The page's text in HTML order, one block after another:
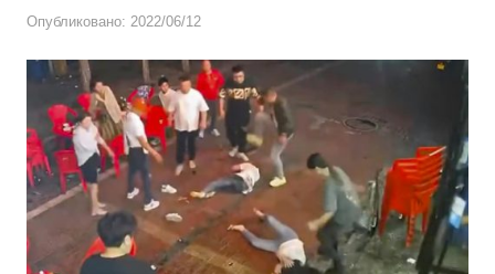
Опубликовано: 2022/06/12